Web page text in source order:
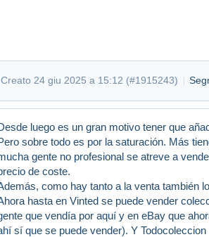
Creato 24 giu 2025 a 15:12 (#1915243)
luego es un gran motivo tener que
sobre todo es por la saturación. Más
gente no profesional se atreve a
de coste.
como hay tanto a la venta también
hasta en Vinted se puede vender
que vendía por aquí y en eBay que
sí que se puede vender). Y